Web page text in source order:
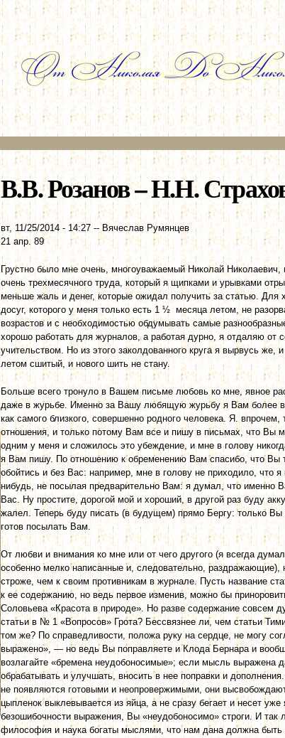
Перейти к
основному
содержанию
В.В. Розанов – Н.Н.
вт, 11/25/2014 - 14:27--Вячеслав Румянцев
21 апр. 89
Грустно было мне очень, многоуважаемый Николай
очень трехмесячного труда, который я щипками и урывками
меньше жаль и денег, которые ожидал получить за статью. Для
досуг, которого у меня только есть 1 ½ месяца летом, не
возрастов и с необходимостью обдумывать самые
хорошо работать для журналов, а работая дурно, я отдаляю от
учительством. Но из этого заколдованного круга я вырвусь
летом сшитый, и нового шить не стану.
Больше всего тронуло в Вашем письме любовь ко мне, явное
даже в журьбе. Именно за Вашу любящую журьбу я Вам более
как самого близкого, совершенно родного человека. Я.
отношения, и только потому Вам все и пишу в письмах, что Вы
одним у меня и сложилось это убеждение, и мне в голову
я Вам пишу. По отношению к обременению Вам спасибо, что Вы
обойтись и без Вас: например, мне в голову не приходило, что
нибудь, не посылая предварительно Вам: я думал, что именно
Вас. Ну простите, дорогой мой и хороший, в другой раз буду
жалел. Теперь буду писать (в будущем) прямо Бергу: только
готов посылать Вам.
От любви и внимания ко мне или от чего другого (я всегда
особенно мелко написанные и, следовательно, раздражающие),
строже, чем к своим противникам в журнале. Пусть название
к ее содержанию, но ведь первое изменив, можно бы
Соловьева «Красота в природе». Но разве содержание совсем
статьи в № 1 «Вопросов» Грота? Бессвязнее ли, чем статьи
том же? По справедливости, положа руку на сердце, не могу
выражено», — но ведь Вы поправляете и Клода Бернара и
возлагайте «бремена неудобоносимые»; если мысль выражена
обрабатывать и улучшать, вносить в нее поправки и
не появляются готовыми и неопровержимыми, они
цыпленок выклевывается из яйца, а не сразу бегает и несет
безошибочности выражения, Вы «неудобоносимо» строги. И
философия и наука богаты мыслями, что нам дана должна быть